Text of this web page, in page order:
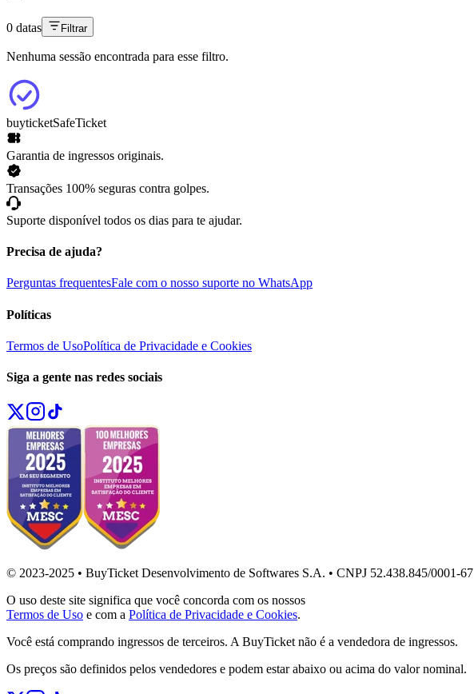
0 datas Filtrar
Nenhuma sessão encontrada para esse filtro.
buyticketSafeTicket
Garantia de ingressos originais.
Transações 100% seguras contra golpes.
Suporte disponível todos os dias para te ajudar.
Precisa de ajuda?
Perguntas frequentesFale com o nosso suporte no WhatsApp
Políticas
Termos de UsoPolítica de Privacidade e Cookies
Siga a gente nas redes sociais
© 2023-2025 • BuyTicket Desenvolvimento de Softwares S.A. • CNPJ 52.438.845/0001-67
O uso deste site significa que você concorda com os nossos
Termos de Uso e com a Política de Privacidade e Cookies.
Você está comprando ingressos de terceiros. A BuyTicket não é a vendedora de ingressos.
Os preços são definidos pelos vendedores e podem estar abaixo ou acima do valor nominal.